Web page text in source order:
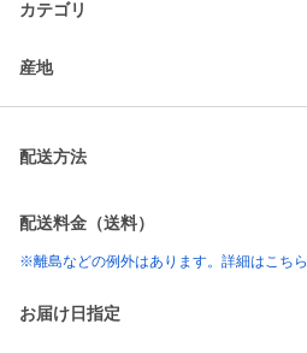
カテゴリ
産地
配送方法
配送料金（送料）
※離島などの例外はあります。詳細はこちら
お届け日指定